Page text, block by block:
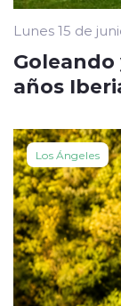
Lunes 15 de
Goleando
años
Los Ángeles